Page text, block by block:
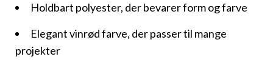
Holdbart polyester, der bevarer form og farve
Elegant vinrød farve, der passer til mange
projekter